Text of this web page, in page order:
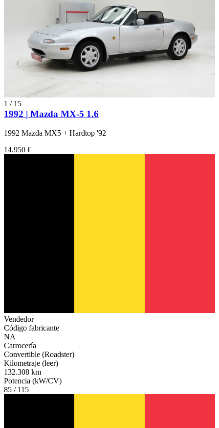
1 / 15
1992 | Mazda MX-5 1.6
1992 Mazda MX5 + Hardtop '92
14.950 €
Vendedor
Código fabricante
NA
Carrocería
Convertible (Roadster)
Kilometraje (leer)
132.308 km
Potencia (kW/CV)
85 / 115